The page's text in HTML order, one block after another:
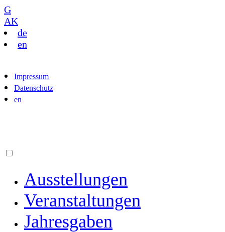
G
AK
de
en
Impressum
Datenschutz
en
Ausstellungen
Veranstaltungen
Jahresgaben